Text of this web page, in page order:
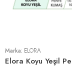
Marka: ELORA